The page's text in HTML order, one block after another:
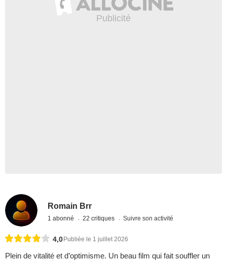
Romain Brr
1 abonné 22 critiques Suivre son activité
4,0 Publiée le 1 juillet 2026
Plein de vitalité et d’optimisme. Un beau film qui fait souffler un